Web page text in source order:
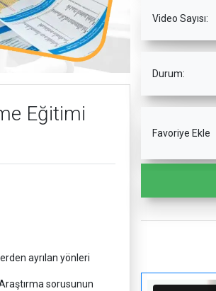
Eğitimi
ayrılan yönleri
sorusunun
Video Sayısı:
Durum:
Favoriye Ekle